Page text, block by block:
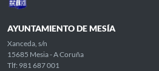
AYUNTAMIENTO DE MESÍA
Xanceda, s/n
15685 Mesia - A Coruña
Tlf: 981 687 001